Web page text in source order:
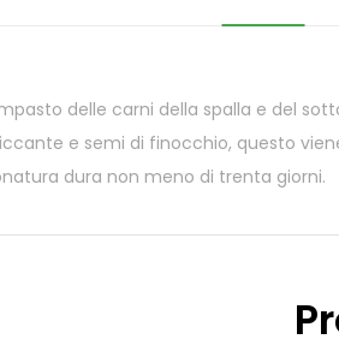
delle carni della spalla e del
e semi di finocchio, questo
dura non meno di trenta giorni.